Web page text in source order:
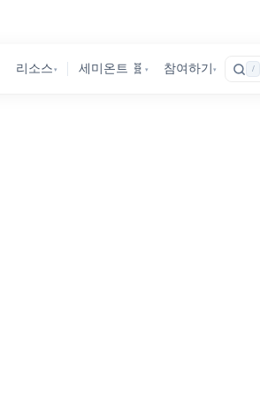
리소스 ▾ 세미온트 🧬 ▾ 참여하기 ▾ /